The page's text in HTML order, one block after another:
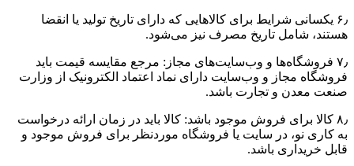
۶٫ یکسانی شرایط برای کالاهایی که دارای تاریخ تولید یا انقضا
هستند، شامل تاریخ مصرف نیز می‌شود.
۷٫ فروشگاه‌ها و وب‌سایت‌های مجاز: مرجع مقایسه قیمت باید
فروشگاه مجاز و وب‌سایت دارای نماد اعتماد الکترونیک از وزارت
صنعت معدن و تجارت باشد.
۸٫ کالا برای فروش موجود باشد: کالا باید در زمان ارائه درخواست
به کاری نو، در سایت یا فروشگاه موردنظر برای فروش موجود و
قابل خریداری باشد.